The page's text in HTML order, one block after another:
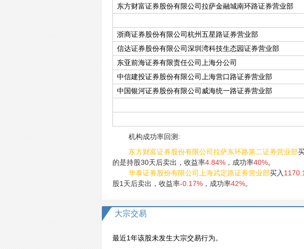
东方财富证券股份有限公司拉萨金融城南环路证券营业部
浙商证券股份有限公司杭州五星路证券营业部
信达证券股份有限公司深圳湾科技生态园证券营业部
东亚前海证券有限责任公司上海分公司
中信建投证券股份有限公司上海营口路证券营业部
中国银河证券股份有限公司威海统一路证券营业部
机构成功率回测:
东方财富证券股份有限公司拉萨东环路第二证券营业部
的是持股30天后卖出，收益率4.84% ，成功率40%。
华泰证券股份有限公司上海武定路证券营业部买入
股1天后卖出，收益率-0.17% ，成功率42%。
大宗交易
最近1年该股未发生大宗交易行为。